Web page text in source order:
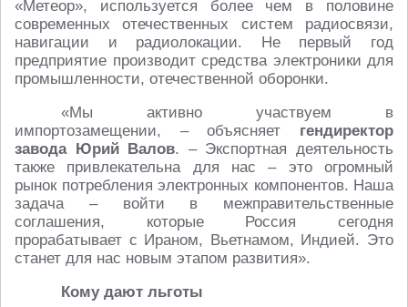
«Метеор», используется более чем в половине
современных отечественных систем радиосвязи,
навигации и радиолокации. Не первый год
предприятие производит средства электроники для
промышленности, отечественной оборонки.
«Мы активно участвуем в
импортозамещении, – объясняет гендиректор
завода Юрий Валов. – Экспортная деятельность
также привлекательна для нас – это огромный
рынок потребления электронных компонентов. Наша
задача – войти в межправительственные
соглашения, которые Россия сегодня
прорабатывает с Ираном, Вьетнамом, Индией. Это
станет для нас новым этапом развития».
Кому дают льготы